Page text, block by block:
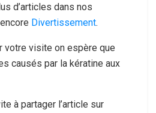
d’articles dans nos
Divertissement.
votre visite on espère que
causés par la kératine aux
à partager l’article sur